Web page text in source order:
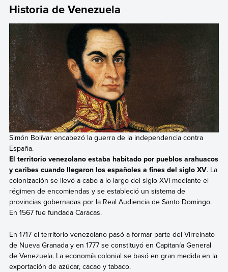
Historia de Venezuela
Simón Bolívar encabezó la guerra de la independencia contra
España.
El territorio venezolano estaba habitado por pueblos arahuacos
y caribes cuando llegaron los españoles a fines del siglo XV. La
colonización se llevó a cabo a lo largo del siglo XVI mediante el
régimen de encomiendas y se estableció un sistema de
provincias gobernadas por la Real Audiencia de Santo Domingo.
En 1567 fue fundada Caracas.
En 1717 el territorio venezolano pasó a formar parte del Virreinato
de Nueva Granada y en 1777 se constituyó en Capitanía General
de Venezuela. La economía colonial se basó en gran medida en la
exportación de azúcar, cacao y tabaco.